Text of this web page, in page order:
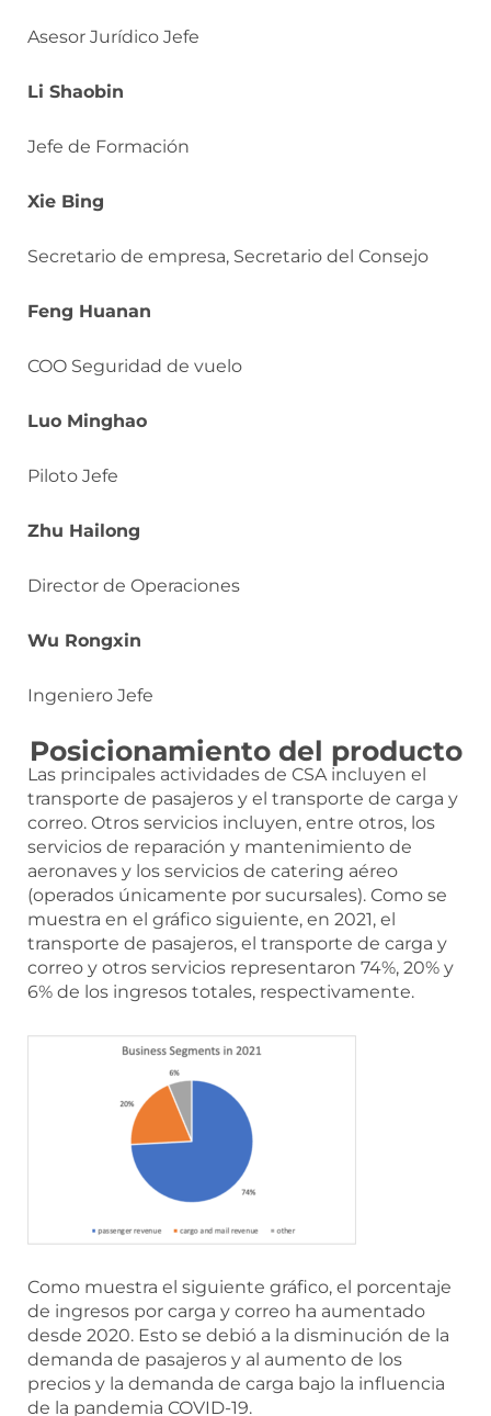
Asesor Jurídico Jefe
Li Shaobin
Jefe de Formación
Xie Bing
Secretario de empresa, Secretario del Consejo
Feng Huanan
COO Seguridad de vuelo
Luo Minghao
Piloto Jefe
Zhu Hailong
Director de Operaciones
Wu Rongxin
Ingeniero Jefe
Posicionamiento del producto
Las principales actividades de CSA incluyen el
transporte de pasajeros y el transporte de carga y
correo. Otros servicios incluyen, entre otros, los
servicios de reparación y mantenimiento de
aeronaves y los servicios de catering aéreo
(operados únicamente por sucursales). Como se
muestra en el gráfico siguiente, en 2021, el
transporte de pasajeros, el transporte de carga y
correo y otros servicios representaron 74%, 20% y
6% de los ingresos totales, respectivamente.
Como muestra el siguiente gráfico, el porcentaje
de ingresos por carga y correo ha aumentado
desde 2020. Esto se debió a la disminución de la
demanda de pasajeros y al aumento de los
precios y la demanda de carga bajo la influencia
de la pandemia COVID-19.